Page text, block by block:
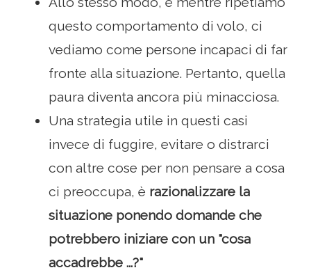
questo comportamento di volo, ci
vediamo come persone incapaci di far
fronte alla situazione. Pertanto, quella
paura diventa ancora più minacciosa.
Una strategia utile in questi casi
invece di fuggire, evitare o distrarci
con altre cose per non pensare a cosa
ci preoccupa, è razionalizzare la
situazione ponendo domande che
potrebbero iniziare con un "cosa
accadrebbe ...?"